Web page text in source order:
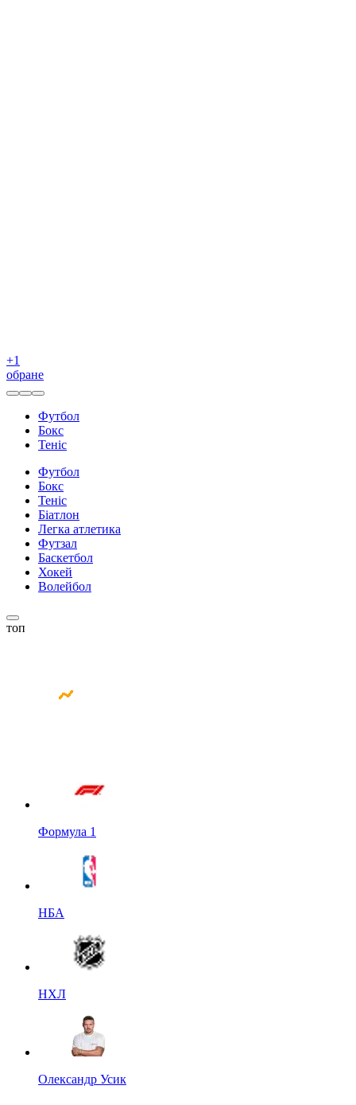
+1
обране
Футбол
Бокс
Теніс
Футбол
Бокс
Теніс
Біатлон
Легка атлетика
Футзал
Баскетбол
Хокей
Волейбол
топ
Формула 1
НБА
НХЛ
Олександр Усик